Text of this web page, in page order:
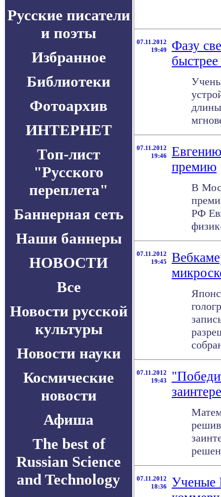
Русские писатели
и поэты
Избранное
Библиотеки
Фотоархив
ИНТЕРНЕТ
Топ-лист
"Русского
переплета"
Баннерная сеть
Наши баннеры
НОВОСТИ
Все
Новости русской
культуры
Новости науки
Космические
новости
Афиша
The best of
Russian Science
and Technology
07.11.2012
19:49
Фазу
быстрее
07.11.2012
19:46
премию
В
РФ
07.11.2012
19:45
07.11.2012
19:43
07.11.2012
18:36
Ученые